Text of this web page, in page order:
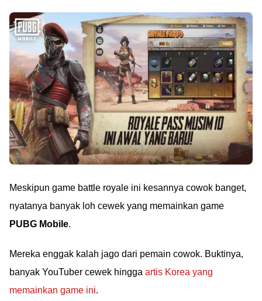
Meskipun game battle royale ini kesannya cowok banget,
nyatanya banyak loh cewek yang memainkan game
PUBG Mobile.
Mereka enggak kalah jago dari pemain cowok. Buktinya,
banyak YouTuber cewek hingga artis Korea yang
memainkan game ini.